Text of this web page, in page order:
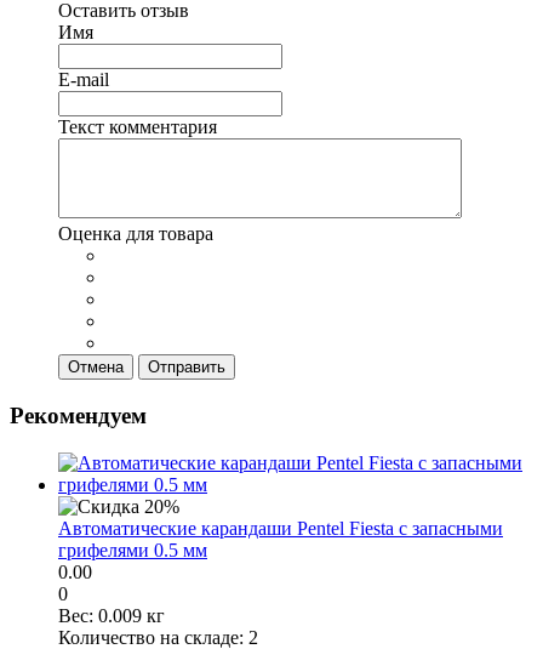
Оставить отзыв
Имя
E-mail
Текст комментария
Оценка для товара
Отмена Отправить
Рекомендуем
Автоматические карандаши Pentel Fiesta с запасными
грифелями 0.5 мм
0.00
0
Вес: 0.009 кг
Количество на складе: 2